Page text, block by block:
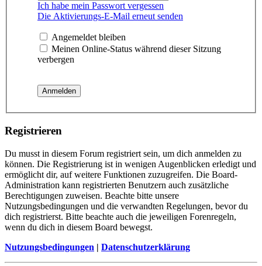
Ich habe mein Passwort vergessen
Die Aktivierungs-E-Mail erneut senden
Angemeldet bleiben
Meinen Online-Status während dieser Sitzung
verbergen
Registrieren
Du musst in diesem Forum registriert sein, um dich anmelden zu
können. Die Registrierung ist in wenigen Augenblicken erledigt und
ermöglicht dir, auf weitere Funktionen zuzugreifen. Die Board-
Administration kann registrierten Benutzern auch zusätzliche
Berechtigungen zuweisen. Beachte bitte unsere
Nutzungsbedingungen und die verwandten Regelungen, bevor du
dich registrierst. Bitte beachte auch die jeweiligen Forenregeln,
wenn du dich in diesem Board bewegst.
Nutzungsbedingungen | Datenschutzerklärung